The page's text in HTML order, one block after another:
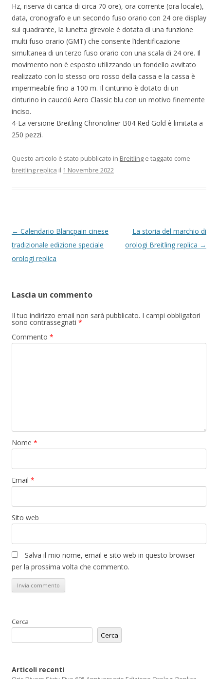
Hz, riserva di carica di circa 70 ore), ora corrente (ora locale),
data, cronografo e un secondo fuso orario con 24 ore display
sul quadrante, la lunetta girevole è dotata di una funzione
multi fuso orario (GMT) che consente l’identificazione
simultanea di un terzo fuso orario con una scala di 24 ore. Il
movimento non è esposto utilizzando un fondello avvitato
realizzato con lo stesso oro rosso della cassa e la cassa è
impermeabile fino a 100 m. Il cinturino è dotato di un
cinturino in caucciù Aero Classic blu con un motivo finemente
inciso.
4-La versione Breitling Chronoliner B04 Red Gold è limitata a
250 pezzi.
Questo articolo è stato pubblicato in Breitling e taggato come
breitling replica il 1 Novembre 2022
Navigazione
articolo
← Calendario Blancpain cinese
tradizionale edizione speciale
orologi replica
La storia del marchio di
orologi Breitling replica →
Lascia un commento
Il tuo indirizzo email non sarà pubblicato. I campi obbligatori
sono contrassegnati *
Commento *
Nome *
Email *
Sito web
Salva il mio nome, email e sito web in questo browser
per la prossima volta che commento.
Cerca
Cerca
Articoli recenti